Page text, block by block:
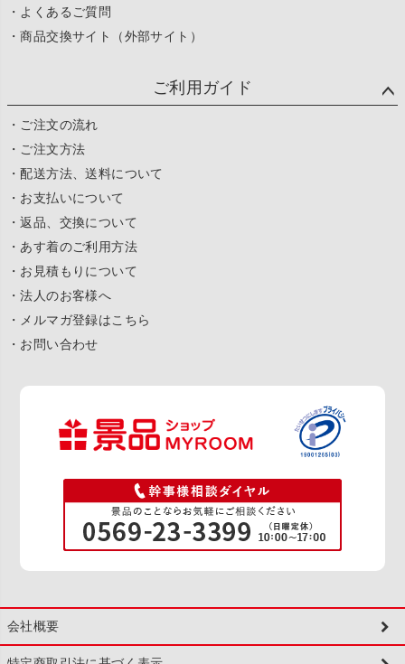
・よくあるご質問
・商品交換サイト（外部サイト）
ご利用ガイド
・ご注文の流れ
・ご注文方法
・配送方法、送料について
・お支払いについて
・返品、交換について
・あす着のご利用方法
・お見積もりについて
・法人のお客様へ
・メルマガ登録はこちら
・お問い合わせ
会社概要